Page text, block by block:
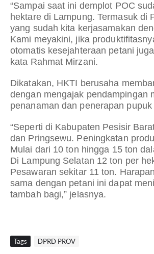
“Sampai saat ini demplot POC
hektare di Lampung. Termasuk di
yang sudah kita kerjasamakan
Kami meyakini, jika
otomatis kesejahteraan petani
kata Rahmat Mirzani.
Dikatakan, HKTI berusaha
dengan mengajak pendampingan
penanaman dan penerapan
“Seperti di Kabupaten Pesisir
dan Pringsewu. Peningkatan
Mulai dari 10 ton hingga 15 ton
Di Lampung Selatan 12 ton per
Pesawaran sekitar 11 ton.
sama dengan petani ini dapat
tambah bagi,” jelasnya.
Tags DPRD PROV